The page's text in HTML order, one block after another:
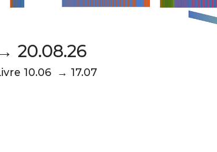
20.08.26
10.06 → 17.07